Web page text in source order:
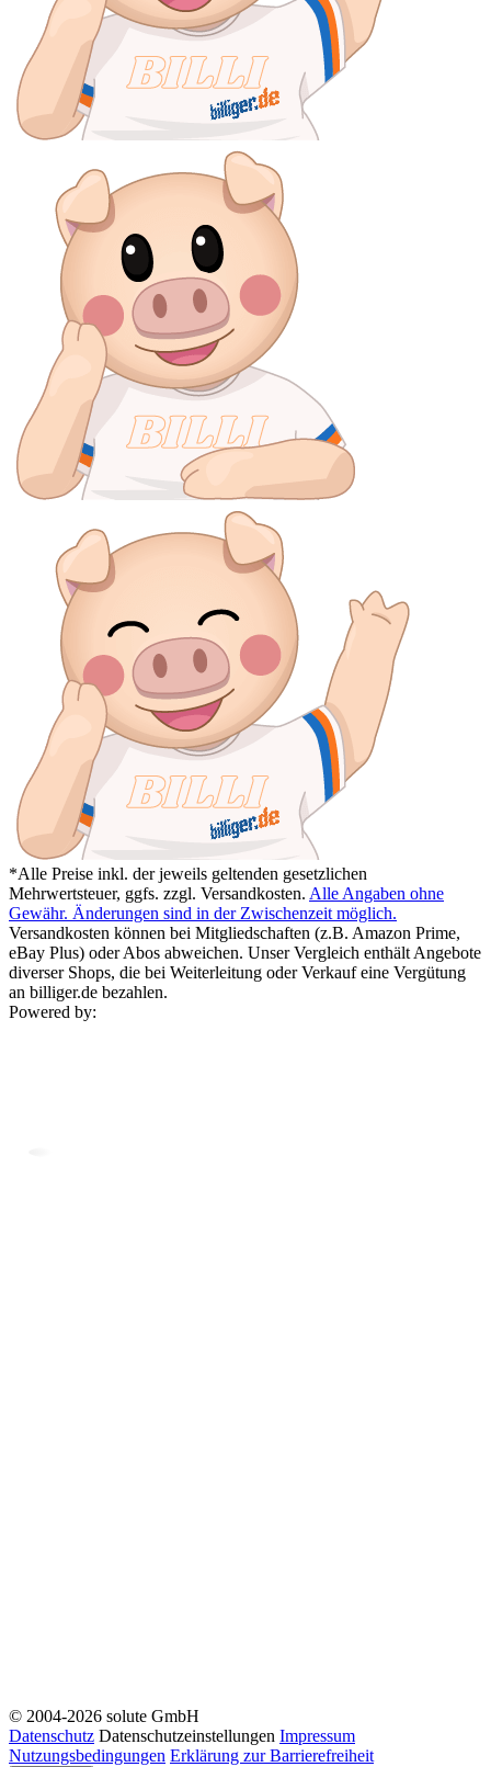
*Alle Preise inkl. der jeweils geltenden gesetzlichen
Mehrwertsteuer, ggfs. zzgl. Versandkosten. Alle Angaben ohne
Gewähr. Änderungen sind in der Zwischenzeit möglich.
Versandkosten können bei Mitgliedschaften (z.B. Amazon Prime,
eBay Plus) oder Abos abweichen. Unser Vergleich enthält Angebote
diverser Shops, die bei Weiterleitung oder Verkauf eine Vergütung
an billiger.de bezahlen.
Powered by:
© 2004-2026 solute GmbH
Datenschutz Datenschutzeinstellungen Impressum
Nutzungsbedingungen Erklärung zur Barrierefreiheit